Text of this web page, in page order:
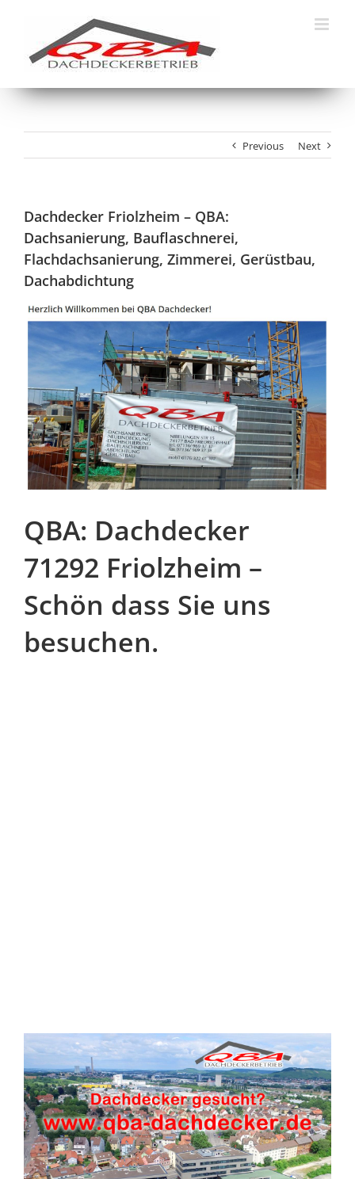
Previous Next
Dachdecker Friolzheim – QBA:
Dachsanierung, Bauflaschnerei,
Flachdachsanierung, Zimmerei, Gerüstbau,
Dachabdichtung
QBA: Dachdecker
71292 Friolzheim –
Schön dass Sie uns
besuchen.